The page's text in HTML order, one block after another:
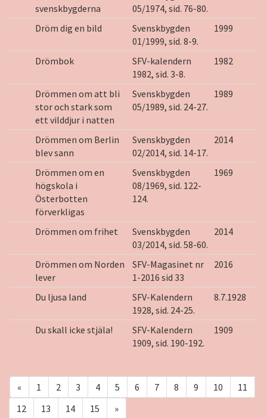
svenskbygderna
05/1974, sid. 76-80.
Dröm dig en bild
Svenskbygden
01/1999, sid. 8-9.
1999
Drömbok
SFV-kalendern
1982, sid. 3-8.
1982
Drömmen om att bli
stor och stark som
ett vilddjur i natten
Svenskbygden
05/1989, sid. 24-27.
1989
Drömmen om Berlin
blev sann
Svenskbygden
02/2014, sid. 14-17.
2014
Drömmen om en
högskola i
Österbotten
förverkligas
Svenskbygden
08/1969, sid. 122-
124.
1969
Drömmen om frihet
Svenskbygden
03/2014, sid. 58-60.
2014
Drömmen om Norden
lever
SFV-Magasinet nr
1-2016 sid 33
2016
Du ljusa land
SFV-Kalendern
1928, sid. 24-25.
8.7.1928
Du skall icke stjäla!
SFV-Kalendern
1909, sid. 190-192.
1909
« 1 2 3 4 5 6 7 8 9 10
11
12
13 14 15 »